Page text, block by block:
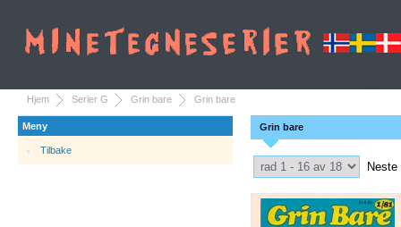
Hjem Serier G Grin bare Grin bare
Meny
Tilbake
Grin bare
Select Pagination
Neste